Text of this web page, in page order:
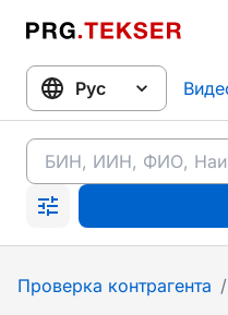
Проверка контрагента /